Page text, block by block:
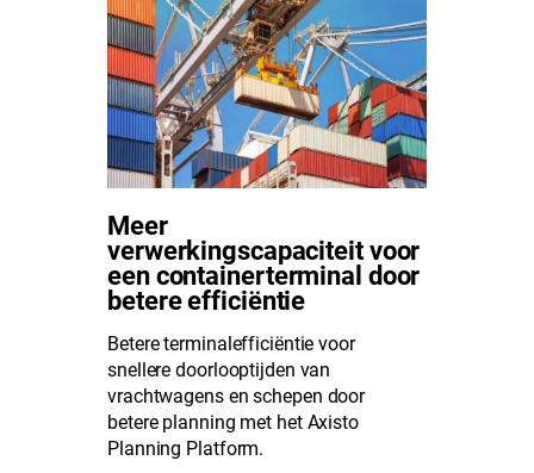
Meer
verwerkingscapaciteit voor
een containerterminal door
betere efficiëntie
Betere terminalefficiëntie voor
snellere doorlooptijden van
vrachtwagens en schepen door
betere planning met het Axisto
Planning Platform.